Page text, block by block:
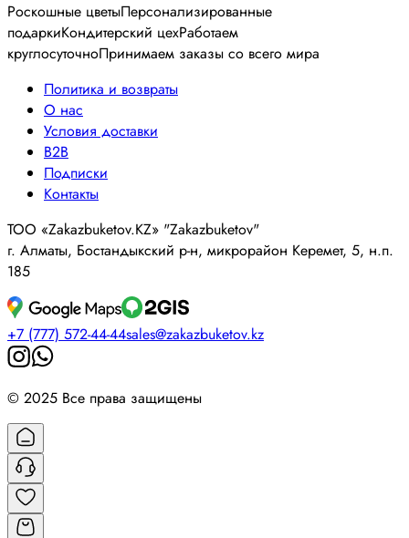
Роскошные цветыПерсонализированные
подаркиКондитерский цехРаботаем
круглосуточноПринимаем заказы со всего мира
Политика и возвраты
О нас
Условия доставки
B2B
Подписки
Контакты
ТОО «Zakazbuketov.KZ» "Zakazbuketov"
г. Алматы, Бостандыкский р-н, микрорайон Керемет, 5, н.п.
185
+7 (777) 572-44-44sales@zakazbuketov.kz
© 2025 Все права защищены